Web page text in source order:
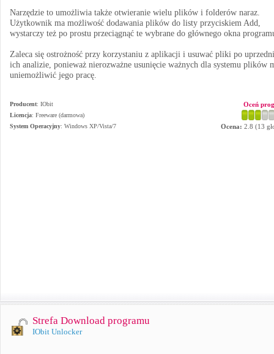
Narzędzie to umożliwia także otwieranie wielu plików i folderów naraz.
Użytkownik ma możliwość dodawania plików do listy przyciskiem Add,
wystarczy też po prostu przeciągnąć te wybrane do głównego okna
Zaleca się ostrożność przy korzystaniu z aplikacji i usuwać pliki po
ich analizie, ponieważ nierozważne usunięcie ważnych dla systemu plików
uniemożliwić jego pracę.
Producent: IObit
Licencja: Freeware (darmowa)
System Operacyjny: Windows XP/Vista/7
Oceń
Ocena: 2.8 (13
Strefa Download programu
IObit Unlocker